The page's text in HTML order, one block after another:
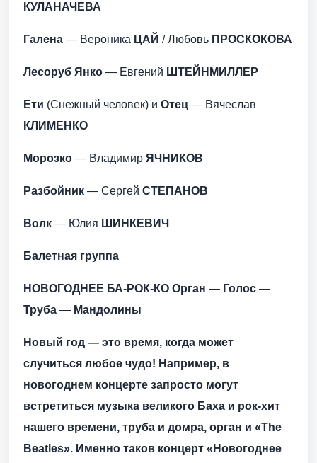
КУЛАНАЧЕВА
Галена — Вероника ЦАЙ / Любовь ПРОСКОКОВА
Лесоруб Янко — Евгений ШТЕЙНМИЛЛЕР
Ети (Снежный человек) и Отец — Вячеслав
КЛИМЕНКО
Морозко — Владимир ЯЧНИКОВ
Разбойник — Сергей СТЕПАНОВ
Волк — Юлия ШИНКЕВИЧ
Балетная группа
НОВОГОДНЕЕ БА-РОК-КО Орган — Голос —
Труба — Мандолины
Новый год — это время, когда может
случиться любое чудо! Например, в
новогоднем концерте запросто могут
встретиться музыка великого Баха и рок-хит
нашего времени, труба и домра, орган и «The
Beatles». Именно таков концерт «Новогоднее